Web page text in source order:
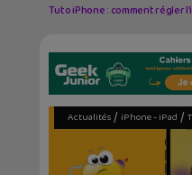
Tuto iPhone : comment régler
Actualités/ iPhone - iPad /